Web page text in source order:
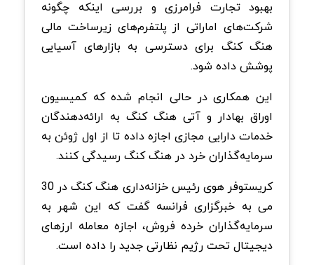
بهبود تجارت فرامرزی و بررسی اینکه چگونه
شرکت‌های اماراتی از پلتفرم‌های زیر‌ساخت مالی
هنگ کنگ برای دسترسی به بازارهای آسیایی
پوشش داده شود.
این همکاری در حالی انجام شده که کمیسیون
اوراق بهادار و آتی هنگ کنگ به ارائه‌دهندگان
خدمات دارایی مجازی اجازه داده تا از اول ژوئن به
سرمایه‌گذاران خرد در هنگ کنگ رسیدگی کنند.
کریستوفر هوی رئیس خزانه‌داری هنگ کنگ در 30
می به خبرگزاری فرانسه گفت که این شهر به
سرمایه‌گذاران خرده فروش، اجازه معامله ارزهای
دیجیتال تحت رژیم نظارتی جدید را داده است.